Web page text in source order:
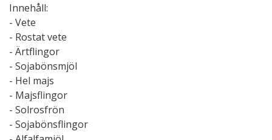
Innehåll:
- Vete
- Rostat vete
- Ärtflingor
- Sojabönsmjöl
- Hel majs
- Majsflingor
- Solrosfrön
- Sojabönsflingor